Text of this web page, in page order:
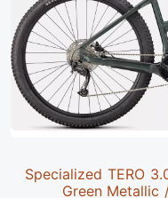
Specialized TERO
Green Metallic